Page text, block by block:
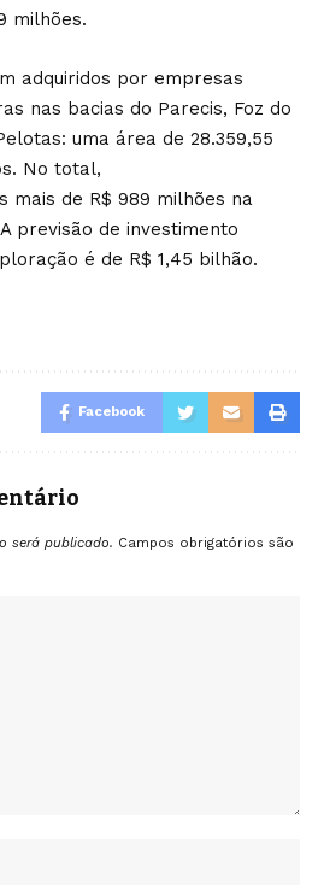
milhões.
adquiridos por empresas
nas bacias do Parecis, Foz do
uma área de 28.359,55
No total,
mais de R$ 989 milhões na
previsão de investimento
é de R$ 1,45 bilhão.
Facebook
será publicado. Campos obrigatórios são